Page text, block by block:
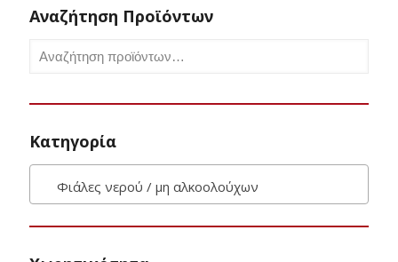
Αναζήτηση Προϊόντων
Κατηγορία
Φιάλες νερού / μη αλκοολούχων